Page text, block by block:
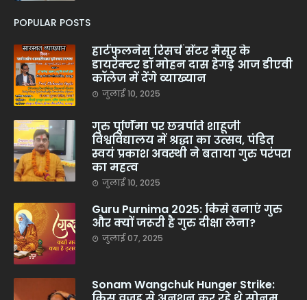
POPULAR POSTS
हार्टफुलनेस रिसर्च सेंटर मैसूर के
डायरेक्टर डॉ मोहन दास हेगड़े आज डीएवी
कॉलेज में देंगे व्याख्यान
जुलाई 10, 2025
गुरु पूर्णिमा पर छत्रपति शाहूजी
विश्वविद्यालय में श्रद्धा का उत्सव, पंडित
स्वयं प्रकाश अवस्थी ने बताया गुरु परंपरा
का महत्व
जुलाई 10, 2025
Guru Purnima 2025: किसे बनाएं गुरु
और क्यों जरूरी है गुरु दीक्षा लेना?
जुलाई 07, 2025
Sonam Wangchuk Hunger Strike: